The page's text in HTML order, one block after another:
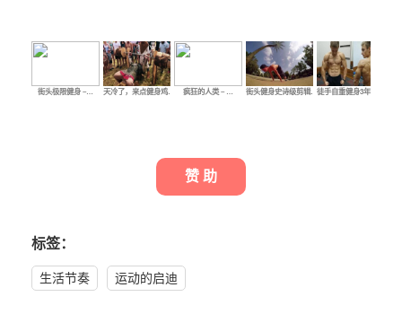
街头极限健身 –… 天冷了，来点健身鸡… 疯狂的人类 – … 街头健身史诗级剪辑…徒手自重健身3年，练…
赞 助
标签：
生活节奏 运动的启迪